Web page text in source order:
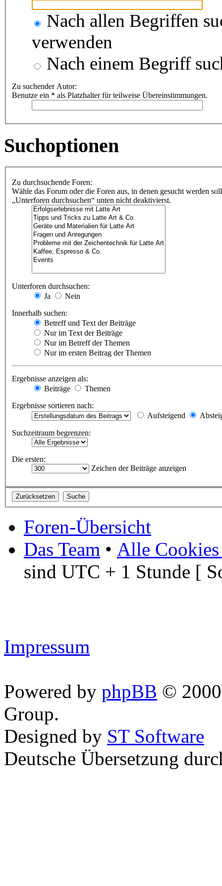
Nach allen Begriffen
verwenden
Nach einem Begriff
Zu suchender Autor:
Benutze ein * als Platzhalter für teilweise Übereinstimmungen.
Suchoptionen
Zu durchsuchende Foren:
Wähle das Forum oder die Foren aus, in denen gesucht werden
„Unterforen durchsuchen“ unten nicht deaktivierst.
Unterforen durchsuchen:
Ja
Nein
Innerhalb suchen:
Betreff und Text der Beiträge
Nur im Text der Beiträge
Nur im Betreff der Themen
Nur im ersten Beitrag der Themen
Ergebnisse anzeigen als:
Beiträge
Themen
Ergebnisse sortieren nach:
Aufsteigend
Suchzeitraum begrenzen:
Die ersten:
Zeichen der Beiträge anzeigen
Foren-Übersicht
Das Team • Alle Cookies
sind UTC + 1 Stunde [
Impressum
Powered by phpBB ©
Group.
Designed by ST Software
Deutsche Übersetzung